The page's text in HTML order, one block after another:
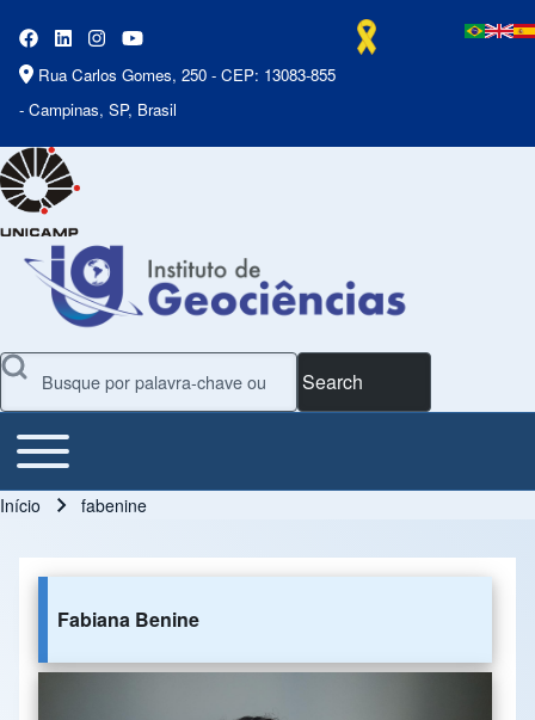
Rua Carlos Gomes, 250 - CEP: 13083-855
- Campinas, SP, Brasil
Search
Main Menu
Toggle main menu
Início fabenine
Fabiana Benine